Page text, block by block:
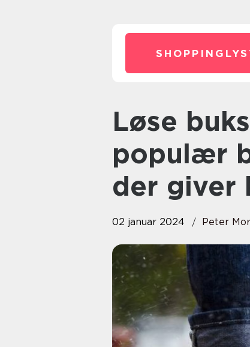
Løse bukser til damer er en
populær
der giver
02 januar 2024 Peter